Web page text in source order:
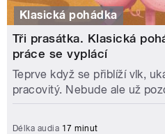
Klasická pohádka
Tři prasátka. Klasická
práce se vyplácí
Teprve když se přiblíží vlk,
pracovitý. Nebude ale už
Délka audia 17 minut